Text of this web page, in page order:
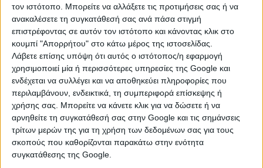
τον ιστότοπο. Μπορείτε να αλλάξετε τις προτιμήσεις σας ή να
ανακαλέσετε τη συγκατάθεσή σας ανά πάσα στιγμή
επιστρέφοντας σε αυτόν τον ιστότοπο και κάνοντας κλικ στο
κουμπί "Απορρήτου" στο κάτω μέρος της ιστοσελίδας.
Λάβετε επίσης υπόψη ότι αυτός ο ιστότοπος/η εφαρμογή
χρησιμοποιεί μία ή περισσότερες υπηρεσίες της Google και
ενδέχεται να συλλέγει και να αποθηκεύει πληροφορίες που
περιλαμβάνουν, ενδεικτικά, τη συμπεριφορά επίσκεψης ή
χρήσης σας. Μπορείτε να κάνετε κλικ για να δώσετε ή να
αρνηθείτε τη συγκατάθεσή σας στην Google και τις σημάνσεις
τρίτων μερών της για τη χρήση των δεδομένων σας για τους
σκοπούς που καθορίζονται παρακάτω στην ενότητα
συγκατάθεσης της Google.
Τέλος,οι υποψήφιοι θα λάβουν τη βαθμολογία τους
και με γραπτό μήνυμα(SMS) στο κινητό τους
τηλέφωνο, εφόσον έχουν ήδη υποβάλει σχετική
αίτηση.
Η εφαρμογή αναπτύχθηκε και λειτουργεί από το
Εθνικό Δίκτυο Υποδομών Τεχνολογίας και Έρευνας –
ΕΔΥΤΕ Α.Ε. (GRNET), εποπτευόμενο φορέα του
Υπουργείου Ψηφιακής Διακυβέρνησης, σε συνεργασία
με τη Γενική Διεύθυνση Ψηφιακών Συστημάτων,
Υποδομών και Εξετάσεων του Υπουργείου Παιδείας,
Θρησκευμάτων και Αθλητισμού, στο πλαίσιο του